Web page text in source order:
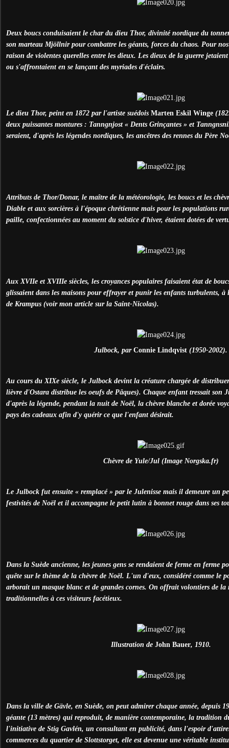
Deux boucs conduisaient le char du dieu Thor, divinité nordique du
son marteau Mjöllnir pour combattre les géants, forces du chaos. Pour
raison de violentes querelles entre les dieux. Les dieux de la guerre
ou s'affrontaient en se lançant des myriades d'éclairs.
Le dieu Thor, peint en 1872 par l'artiste suédois Marten Eskil Winge
deux puissantes montures : Tanngnjost « Dents Grinçantes » et
seraient, d'après les légendes nordiques, les ancêtres des rennes du Père
Attributs de Thor/Donar, le maître de la météorologie, les boucs et les
Diable et aux sorcières à l'époque chrétienne mais pour les populations
paille, confectionnées au moment du solstice d'hiver, étaient dotées de
Aux XVIIe et XVIIIe siècles, les croyances populaires faisaient état de
glissaient dans les maisons pour effrayer et punir les enfants turbulents,
de Krampus (voir mon article sur la Saint-Nicolas).
Julbock, parConnie Lindqvist (1950-2002).
Au cours du XIXe siècle, le Julbock devint la créature chargée de
lièvre d'Ostara distribue les oeufs de Pâques). Chaque enfant tressait son
d'après la légende, pendant la nuit de Noël, la chèvre blanche et dorée
pays des cadeaux afin d'y quérir ce que l'enfant désirait.
Chèvre de Yule/Jul (Image Norgska.fr)
Le Julbock fut ensuite « remplacé » par le Julenisse mais il demeure un
festivités de Noël et il accompagne le petit lutin à bonnet rouge dans ses
Dans la Suède ancienne, les jeunes gens se rendaient de ferme en ferme
quête sur le thème de la chèvre de Noël. L'un d'eux, considéré comme le
arborait un masque blanc et de grandes cornes. On offrait volontiers de la
traditionnelles à ces visiteurs facétieux.
Illustration de John Bauer, 1910.
Dans la ville de Gävle, en Suède, on peut admirer chaque année, depuis
géante (13 mètres) qui reproduit, de manière contemporaine, la tradition
l'initiative de Stig Gavlén, un consultant en publicité, dans l'espoir
commerces du quartier de Slottstorget, elle est devenue une véritable